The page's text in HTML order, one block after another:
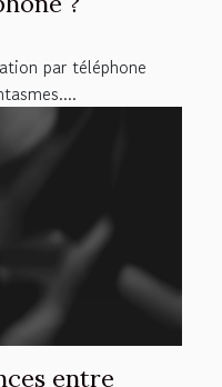
par téléphone
entre